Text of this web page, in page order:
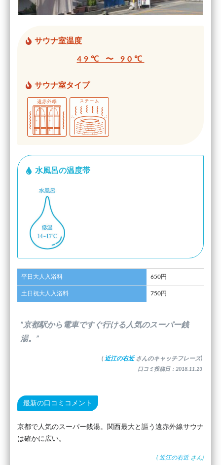
サウナ室温度
49℃ 〜 90℃
サウナ室タイプ
水風呂の温度帯
平日大人入浴料 650円
土日祝大人入浴料 750円
”京都駅から電車ですぐ行ける人気のスーパー銭
湯。”
( 近江の右近 さんのキャッチフレーズ)
口コミ投稿日：2018.11.23
最新の口コミコメント
京都で人気のスーパー銭湯。関西最大と謳う遠赤外線サウナ
は確かに広い。
( 近江の右近 さん)